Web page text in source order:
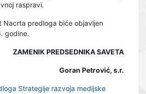
raspravi.
Nacrta predloga biće objavljen
godine.
ZAMENIK PREDSEDNIKA SAVETA
Goran Petrović, s.r.
Strategije razvoja medijske